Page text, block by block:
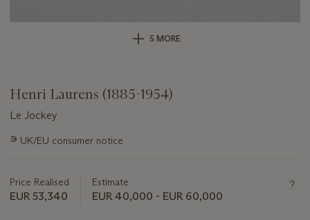
5 MORE
Henri Laurens (1885-1954)
Le Jockey
Important
lot
∍ UK/EU consumer notice
Price Realised
EUR 53,340
Estimate
EUR 40,000 - EUR 60,000